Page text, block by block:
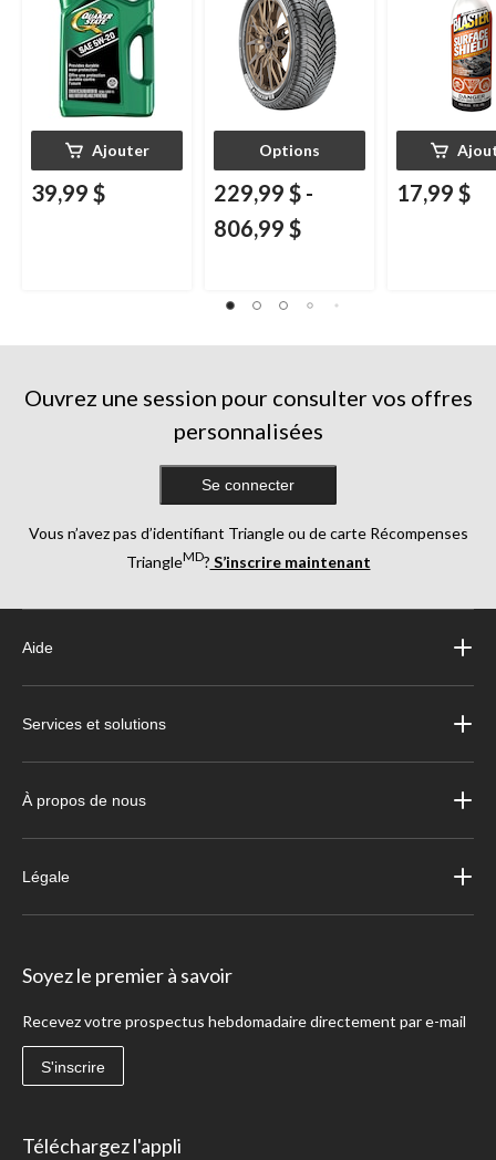
Ajouter
39,99 $
Options
229,99 $ -
806,99 $
17,99 $
Ouvrez une session pour consulter vos offres
personnalisées
Se connecter
Vous n’avez pas d’identifiant Triangle ou de carte Récompenses
TriangleMD? S’inscrire maintenant
Aide
Services et solutions
À propos de nous
Légale
Soyez le premier à savoir
Recevez votre prospectus hebdomadaire directement par e-mail
S'inscrire
Téléchargez l'appli